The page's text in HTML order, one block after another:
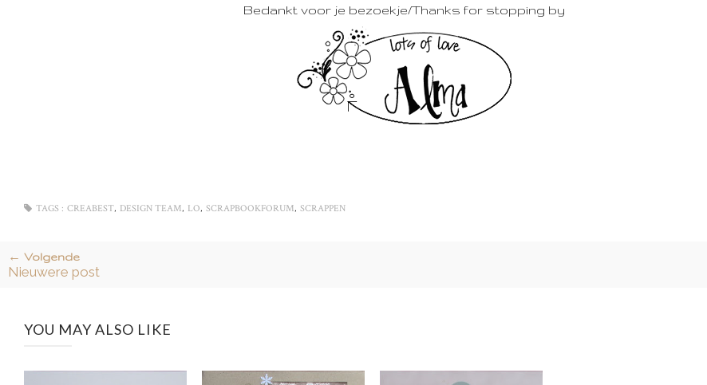
Bedankt voor je bezoekje/Thanks for stopping by
TAGS : CREABEST, DESIGN TEAM, LO, SCRAPBOOKFORUM, SCRAPPEN
← Volgende
Nieuwere post
YOU MAY ALSO LIKE